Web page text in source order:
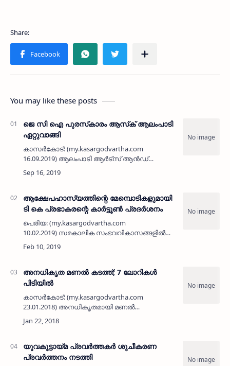
You may like these posts
ജെ സി ഐ പുരസ്‌കാരം ആസ്‌ക് ആലംപാടി
ഏറ്റുവാങ്ങി
കാസര്‍കോട്: (my.kasargodvartha.com
16.09.2019) ആലംപാടി ആര്‍ട്സ് ആന്‍ഡ്
സ്പോര്‍ട്സ് ക്ലബിന് ജെ സി ഐ കാസര്‍കോട്
ഏര്‍പ്പെടുത്തിയ പുരസ്‌കാരം ക്ലബ്
ആക്ഷേപഹാസ്യത്തിന്റെ മേമ്പൊടികളുമായി
ടി കെ പ്രഭാകരന്റെ കാര്‍ട്ടൂണ്‍ പ്രദര്‍ശനം
പെരിയ: (my.kasargodvartha.com
10.02.2019) സമകാലിക സംഭവവികാസങ്ങളില്‍
ആക്ഷേപഹാസ്യത്തിന്റെ മേമ്പൊടികള്‍ ചേര്‍ത്ത്
മാധ്യമപ്രവര്‍ത്തകന്‍ ടി കെ പ്രഭാകരന്‍ വരച്ച
അനധികൃത മണല്‍ കടത്ത്; 7 ലോറികള്‍
പിടിയില്‍
കാസര്‍കോട്: (my.kasargodvartha.com
23.01.2018) അനധികൃതമായി മണല്‍
കടത്തുകയായിരുന്ന ഏഴ് ലോറികള്‍ പോലീസ്
പിടികൂടി. കുമ്പള പോലീസ് സ്‌റ്റേഷന്‍ പരിധിയില്‍
യുവകൂട്ടായ്മ പ്രവര്‍ത്തകര്‍ ശുചീകരണ
പ്രവര്‍ത്തനം നടത്തി